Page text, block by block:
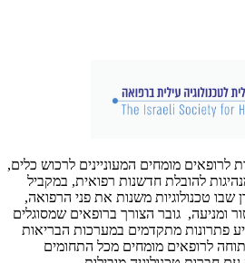
לרופאים מומחים המעוניינים לרכוש כלים,
להובלת חדשנות רפואית, במקביל
שבו טכנולוגיות משנות את פני הרפואה,
ומניעה, גובר הצורך ברופאים שמסוגלים
פתרונות מתקדמים במערכות הבריאות
לרופאים מומחים מכל התחומים